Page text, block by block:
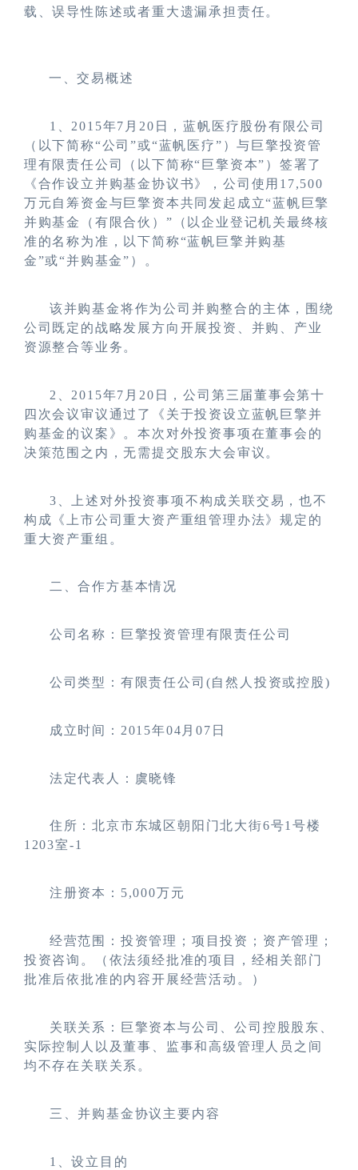
载、误导性陈述或者重大遗漏承担责任。
一、交易概述
1
、2015年7月20日，蓝帆医疗股份有限公司
（以下简称“公司”或“蓝帆医疗”）与巨擎投资管
理有限责任公司（以下简称“巨擎资本”）签署了
《合作设立并购基金协议书》，公司使用17,500
万元自筹资金与巨擎资本共同发起成立“蓝帆巨擎
并购基金（有限合伙）”（以企业登记机关最终核
准的名称为准，以下简称“蓝帆巨擎并购基
金”或“并购基金”）。
该并购基金将作为公司并购整合的主体，围绕
公司既定的战略发展方向开展投资、并购、产业
资源整合等业务。
2
、2015年7月20日，公司第三届董事会第十
四次会议审议通过了《关于投资设立蓝帆巨擎并
购基金的议案》。本次对外投资事项在董事会的
决策范围之内，无需提交股东大会审议。
3 、上述对外投资事项不构成关联交易，也不
构成《上市公司重大资产重组管理办法》规定的
重大资产重组。
二、合作方基本情况
公司名称：巨擎投资管理有限责任公司
公司类型：有限责任公司(自然人投资或控股)
成立时间：2015年04月07日
法定代表人：虞晓锋
住所：北京市东城区朝阳门北大街6号1号楼
1203室-1
注册资本：5,000万元
经营范围：投资管理；项目投资；资产管理；
投资咨询。（依法须经批准的项目，经相关部门
批准后依批准的内容开展经营活动。）
关联关系：
巨擎资本与公司、公司控股股东、
实际控制人以及董事、监事和高级管理人员之间
均不存在关联关系。
三、并购基金协议主要内容
1 、设立目的